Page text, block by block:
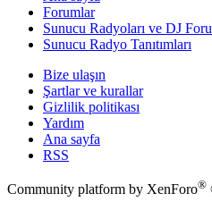
Forumlar
Sunucu Radyoları ve DJ
Sunucu Radyo Tanıtımları
Bize ulaşın
Şartlar ve kurallar
Gizlilik politikası
Yardım
Ana sayfa
RSS
Community platform by XenForo®